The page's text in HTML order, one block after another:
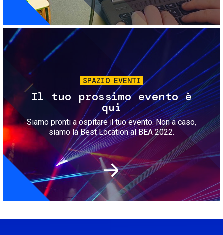
Immagine
SPAZIO EVENTI
Il tuo prossimo evento è
qui
Siamo pronti a ospitare il tuo evento. Non a caso,
siamo la Best Location al BEA 2022.